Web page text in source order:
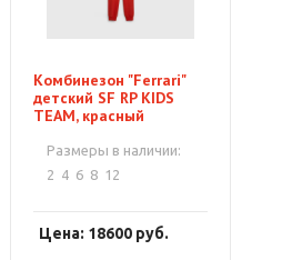
Комбинезон "Ferrari"
детский SF RP KIDS
TEAM, красный
Размеры в наличии:
2 4 6 8 12
Цена: 18600 руб.